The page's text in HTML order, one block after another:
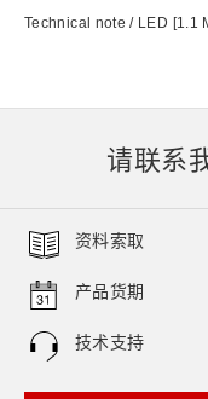
Technical note / LED [1.1
请联系
资料索取
产品货期
技术支持